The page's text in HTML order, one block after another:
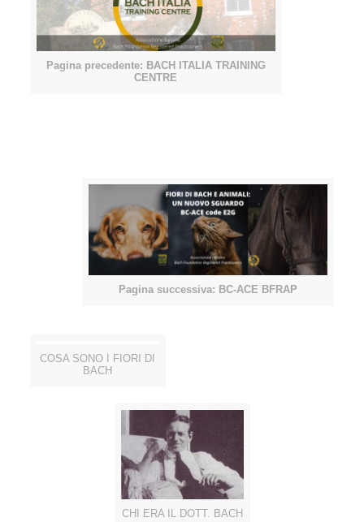
Pagina precedente: BACH ITALIA TRAINING
CENTRE
Pagina successiva: BC-ACE BFRAP
COSA SONO I FIORI DI
BACH
CHI ERA IL DOTT. BACH